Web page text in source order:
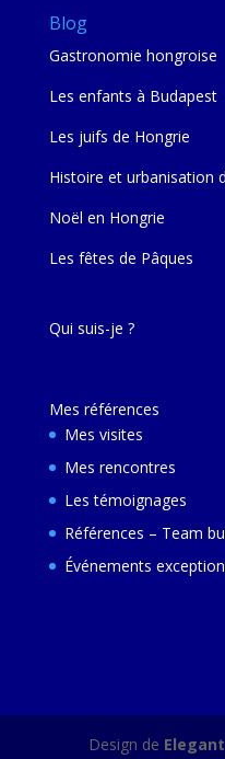
Blog
Gastronomie hongroise
Les enfants à Budapest
Les juifs de Hongrie
Histoire et urbanisation
Noël en Hongrie
Les fêtes de Pâques
Qui suis-je ?
Mes références
Mes visites
Mes rencontres
Les témoignages
Références – Team
Événements
Design de